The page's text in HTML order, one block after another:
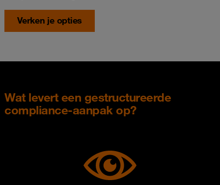
Verken je opties
Wat levert een gestructureerde
compliance-aanpak op?